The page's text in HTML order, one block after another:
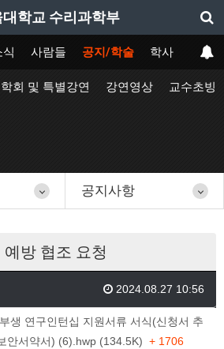
학교 수리과학부
사람들 공지/학술 학사
학회 및 특별강연 강연영상 교수초빙
공지사항
방 협조 요청
2024.08.27 10:56
생 연구인턴십 지원서류 서식(신청서 추
안서약서) (6).hwp (134.5K) + 1706